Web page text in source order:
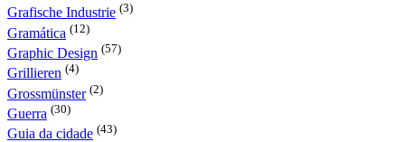
Grafische Industrie (3)
Gramática (12)
Graphic Design (57)
Grillieren (4)
Grossmünster (2)
Guerra (30)
Guia da cidade (43)